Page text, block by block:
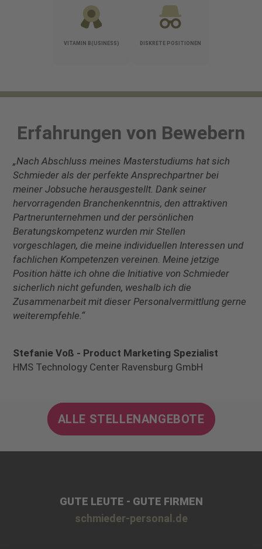
VITAMIN B(USINESS) DISKRETE POSITIONEN
Erfahrungen von Bewebern
„Nach Abschluss meines Masterstudiums hat sich
Schmieder als der perfekte Ansprechpartner bei
meiner Jobsuche herausgestellt. Dank seiner
hervorragenden Branchenkenntnis, den attraktiven
Partnerunternehmen und der persönlichen
Beratungskompetenz wurden mir Stellen
vorgeschlagen, die meine individuellen Interessen und
fachlichen Kompetenzen vereinen. Meine jetzige
Position hätte ich ohne die Initiative von Schmieder
sicherlich nicht gefunden, weshalb ich die
Zusammenarbeit mit dieser Personalvermittlung gerne
weiterempfehle.“
Stefanie Voß - Product Marketing Spezialist
HMS Technology Center Ravensburg GmbH
ALLE STELLENANGEBOTE
GUTE LEUTE - GUTE FIRMEN
schmieder-personal.de